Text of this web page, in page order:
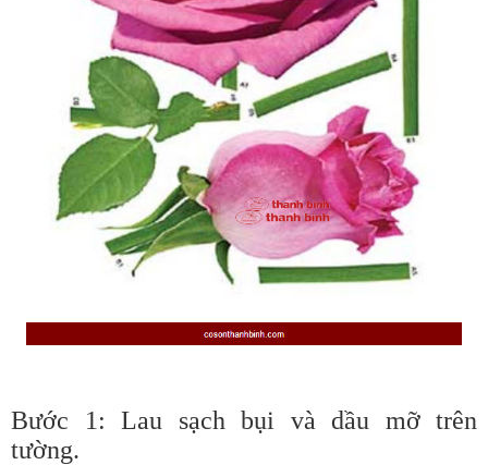
Bước 1: Lau sạch bụi và dầu mỡ trên
tường.